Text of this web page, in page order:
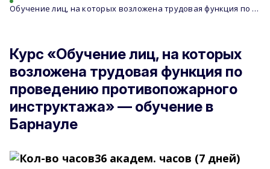
Обучение лиц, на которых возложена трудовая функция по проведению противопожарного инструктажа
Курс «Обучение лиц, на которых
возложена трудовая функция по
проведению противопожарного
инструктажа» — обучение в
Барнауле
36 академ. часов (7 дней)